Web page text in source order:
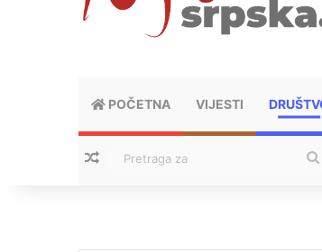
POČETNA VIJESTI
Nasumični tekstovi